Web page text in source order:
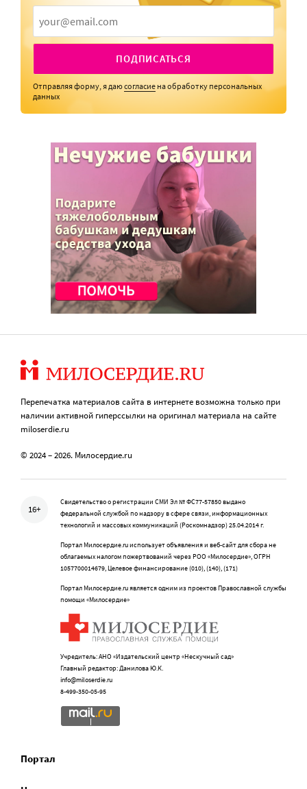
ПОДПИСАТЬСЯ
Отправляя форму, я даюсогласие на обработку персональных
данных
Перепечатка материалов сайта в интернете возможна только при
наличии активной гиперссылки на оригинал материала на сайте
miloserdie.ru
© 2024 – 2026. Милосердие.ru
16+
Свидетельство о регистрации СМИ Эл № ФС77-57850 выдано
федеральной службой по надзору в сфере связи, информационных
технологий и массовых коммуникаций (Роскомнадзор) 25.04.2014 г.
Портал Милосердие.ru использует объявления и веб-сайт для сбора не
облагаемых налогом пожертвований через РОО «Милосердие», ОГРН
1057700014679, Целевое финансирование (010), (140), (171)
Портал Милосердие.ru является одним из проектов Православной службы
помощи «Милосердие»
Учредитель: АНО «Издательский центр «Нескучный сад»
Главный редактор: Данилова Ю.К.
info@miloserdie.ru
8-499-350-05-95
Портал